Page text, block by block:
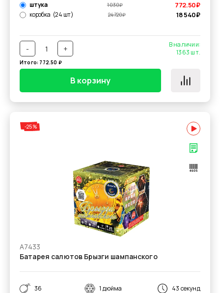
штука 1 030₽ 772.50₽
коробка (24 шт) 24 720₽ 18 540₽
- +
В наличии:
1363 шт.
Итого: 772.50 ₽
В корзину
-25%
А7433
Батарея салютов Брызги шампанского
36 1 дюйма 43 секунд